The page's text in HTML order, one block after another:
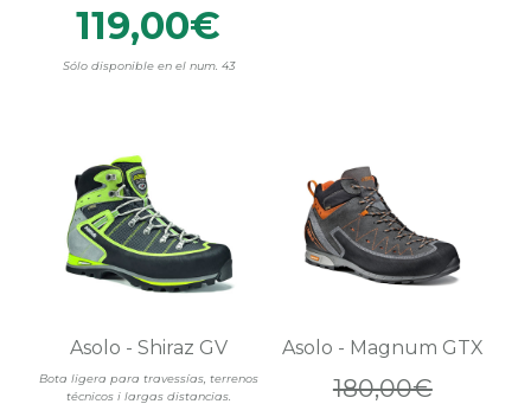
Sólo disponible en el num. 43
119,00€
Bota ligera para travessías, terrenos
técnicos i largas distancias.
Asolo - Shiraz GV Asolo - Magnum GTX
180,00€